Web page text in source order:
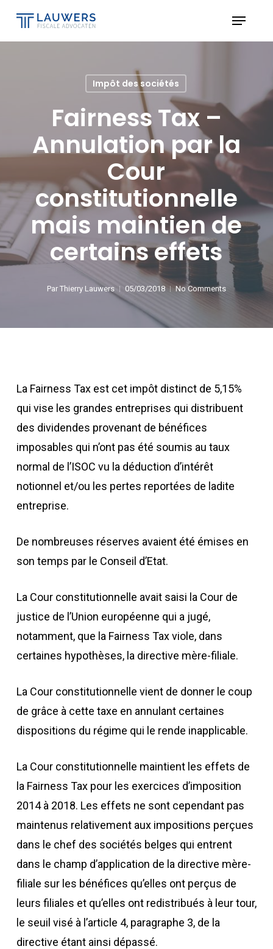
Menu
Impôt des sociétés
Fairness Tax –
Annulation par la
Cour
constitutionnelle
mais maintien de
certains effets
Par Thierry Lauwers 05/03/2018 No Comments
La Fairness Tax est cet impôt distinct de 5,15%
qui vise les grandes entreprises qui distribuent
des dividendes provenant de bénéfices
imposables qui n’ont pas été soumis au taux
normal de l’ISOC vu la déduction d’intérêt
notionnel et/ou les pertes reportées de ladite
entreprise.
De nombreuses réserves avaient été émises en
son temps par le Conseil d’Etat.
La Cour constitutionnelle avait saisi la Cour de
justice de l’Union européenne qui a jugé,
notamment, que la Fairness Tax viole, dans
certaines hypothèses, la directive mère-filiale.
La Cour constitutionnelle vient de donner le coup
de grâce à cette taxe en annulant certaines
dispositions du régime qui le rende inapplicable.
La Cour constitutionnelle maintient les effets de
la Fairness Tax pour les exercices d’imposition
2014 à 2018. Les effets ne sont cependant pas
maintenus relativement aux impositions perçues
dans le chef des sociétés belges qui entrent
dans le champ d’application de la directive mère-
filiale sur les bénéfices qu’elles ont perçus de
leurs filiales et qu’elles ont redistribués à leur tour,
le seuil visé à l’article 4, paragraphe 3, de la
directive étant ainsi dépassé.
Close